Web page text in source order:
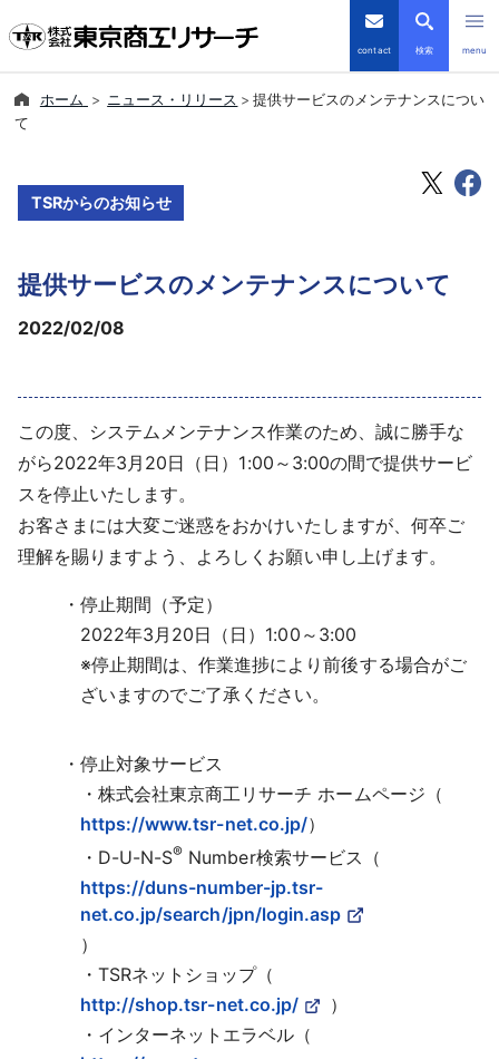
contact 検索 menu
優良企業サイト
導入事例
採用情報
English
ホーム ニュース・リリース
提供サービスのメンテナンスについ
て
TSRからのお知らせ
提供サービスのメンテナンスについて
2022/02/08
この度、システムメンテナンス作業のため、誠に勝手な
がら2022年3月20日（日）1:00～3:00の間で提供サービ
スを停止いたします。
お客さまには大変ご迷惑をおかけいたしますが、何卒ご
理解を賜りますよう、よろしくお願い申し上げます。
停止期間（予定）
2022年3月20日（日）1:00～3:00
※停止期間は、作業進捗により前後する場合がご
ざいますのでご了承ください。
停止対象サービス
・株式会社東京商工リサーチ ホームページ（
https://www.tsr-net.co.jp/）
・D-U-N-S® Number検索サービス（
https://duns-number-jp.tsr-
net.co.jp/search/jpn/login.asp
）
・TSRネットショップ（
http://shop.tsr-net.co.jp/
）
・インターネットエラベル（